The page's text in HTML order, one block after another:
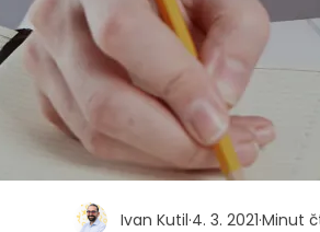
Ivan Kutil 4. 3. 2021 Minut